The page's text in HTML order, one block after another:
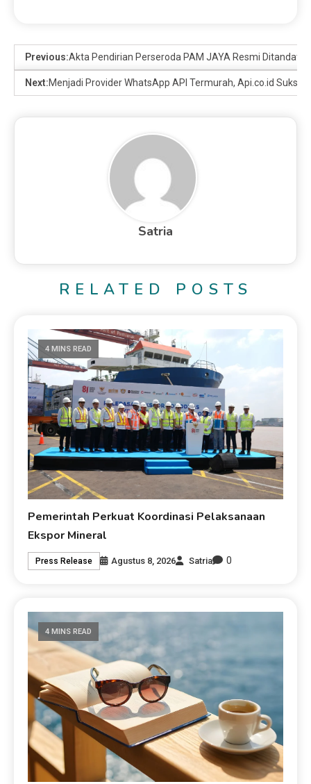
Previous:Akta Pendirian Perseroda PAM JAYA Resmi
Next:Menjadi Provider WhatsApp API Termurah, Api.co.id
Satria
RELATED POSTS
4 MINS READ
Pemerintah Perkuat Koordinasi Pelaksanaan
Ekspor Mineral
Press Release Agustus 8, 2026 Satria 0
4 MINS READ